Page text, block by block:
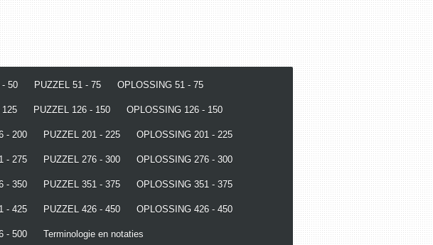
50 PUZZEL 51 - 75 OPLOSSING 51 - 75
PUZZEL 126 - 150 OPLOSSING 126 - 150
- 200 PUZZEL 201 - 225 OPLOSSING 201 - 225
- 275 PUZZEL 276 - 300 OPLOSSING 276 - 300
- 350 PUZZEL 351 - 375 OPLOSSING 351 - 375
- 425 PUZZEL 426 - 450 OPLOSSING 426 - 450
- 500 Terminologie en notaties